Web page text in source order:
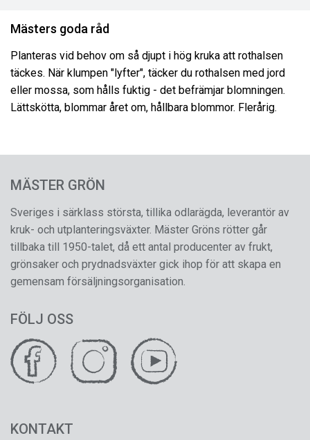
Mästers goda råd
Planteras vid behov om så djupt i hög kruka att rothalsen
täckes. När klumpen "lyfter", täcker du rothalsen med jord
eller mossa, som hålls fuktig - det befrämjar blomningen.
Lättskötta, blommar året om, hållbara blommor. Flerårig.
MÄSTER GRÖN
Sveriges i särklass största, tillika odlarägda, leverantör av
kruk- och utplanteringsväxter. Mäster Gröns rötter går
tillbaka till 1950-talet, då ett antal producenter av frukt,
grönsaker och prydnadsväxter gick ihop för att skapa en
gemensam försäljningsorganisation.
FÖLJ OSS
KONTAKT